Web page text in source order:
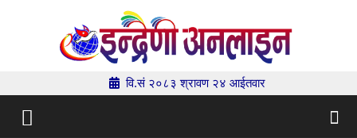
वि.सं २०८३ श्रावण २४ आईतवार